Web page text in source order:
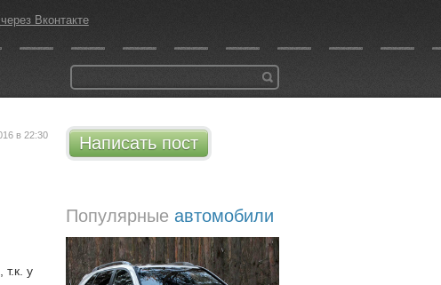
Вконтакте
Написать пост
Популярные автомобили
в 22:30
у